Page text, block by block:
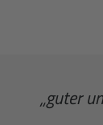
„guter